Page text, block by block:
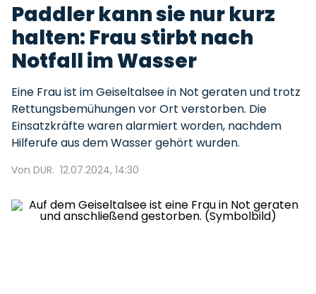
Paddler kann sie nur kurz
halten: Frau stirbt nach
Notfall im Wasser
Eine Frau ist im Geiseltalsee in Not geraten und trotz
Rettungsbemühungen vor Ort verstorben. Die
Einsatzkräfte waren alarmiert worden, nachdem
Hilferufe aus dem Wasser gehört wurden.
Von DUR. 12.07.2024, 14:30